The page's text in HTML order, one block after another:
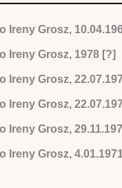
Ireny Grosz,
Ireny Grosz, 1978 [?]
Ireny Grosz,
Ireny Grosz,
Ireny Grosz,
Ireny Grosz,